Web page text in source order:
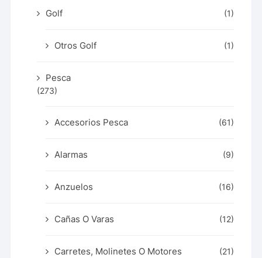
Golf (1)
Otros Golf (1)
Pesca
(273)
Accesorios Pesca (61)
Alarmas (9)
Anzuelos (16)
Cañas O Varas (12)
Carretes, Molinetes O Motores (21)